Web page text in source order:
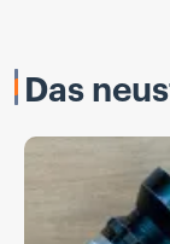
Das